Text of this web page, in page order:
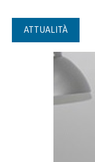
ATTUALITÀ